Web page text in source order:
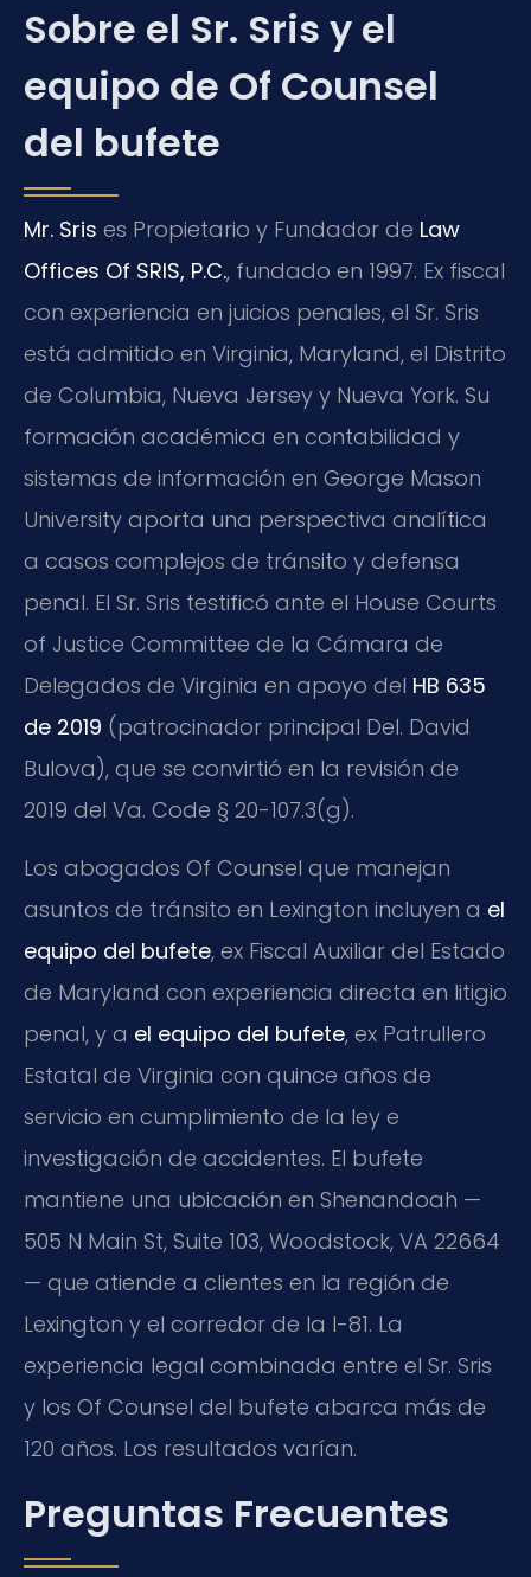
Sobre el Sr. Sris y el
equipo de Of Counsel
del bufete
Mr. Sris es Propietario y Fundador de Law
Offices Of SRIS, P.C., fundado en 1997. Ex fiscal
con experiencia en juicios penales, el Sr. Sris
está admitido en Virginia, Maryland, el Distrito
de Columbia, Nueva Jersey y Nueva York. Su
formación académica en contabilidad y
sistemas de información en George Mason
University aporta una perspectiva analítica
a casos complejos de tránsito y defensa
penal. El Sr. Sris testificó ante el House Courts
of Justice Committee de la Cámara de
Delegados de Virginia en apoyo del HB 635
de 2019 (patrocinador principal Del. David
Bulova), que se convirtió en la revisión de
2019 del Va. Code § 20-107.3(g).
Los abogados Of Counsel que manejan
asuntos de tránsito en Lexington incluyen a el
equipo del bufete, ex Fiscal Auxiliar del Estado
de Maryland con experiencia directa en litigio
penal, y a el equipo del bufete, ex Patrullero
Estatal de Virginia con quince años de
servicio en cumplimiento de la ley e
investigación de accidentes. El bufete
mantiene una ubicación en Shenandoah —
505 N Main St, Suite 103, Woodstock, VA 22664
— que atiende a clientes en la región de
Lexington y el corredor de la I-81. La
experiencia legal combinada entre el Sr. Sris
y los Of Counsel del bufete abarca más de
120 años. Los resultados varían.
Preguntas Frecuentes